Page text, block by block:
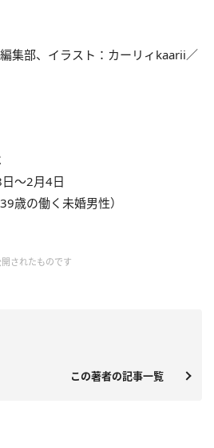
集部、イラスト：カーリィkaarii／
～2月4日
歳の働く未婚男性）
されたものです
この著者の記事一覧